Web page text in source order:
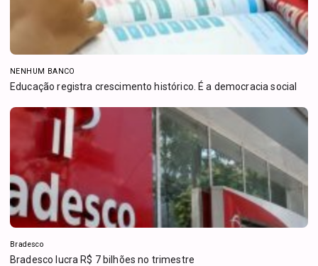
NENHUM BANCO
Educação registra crescimento histórico. É a democracia social
Bradesco
Bradesco lucra R$ 7 bilhões no trimestre